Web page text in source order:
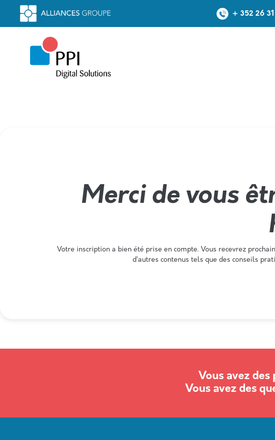
+ 352 26 31
Merci de vous
Votre inscription a bien été prise en compte. Vous recevrez
d’autres contenus tels que des conseils
Vous avez des
Vous avez des